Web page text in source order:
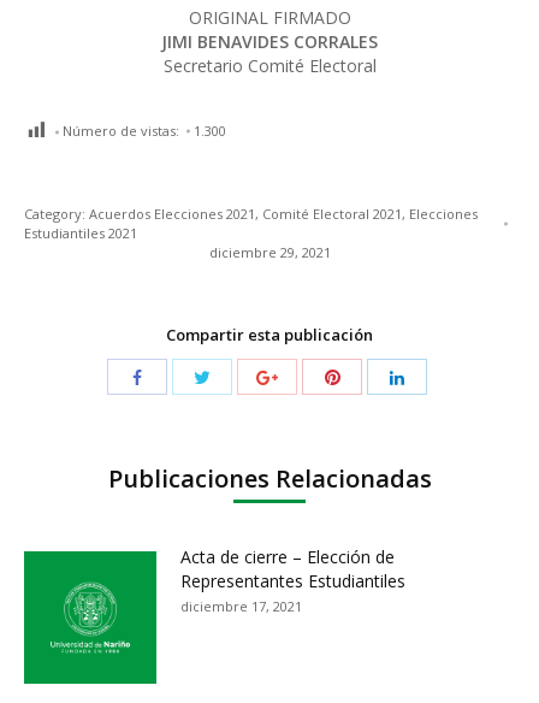
ORIGINAL FIRMADO
JIMI BENAVIDES CORRALES
Secretario Comité Electoral
Número de vistas: 1.300
Category: Acuerdos Elecciones 2021 , Comité Electoral 2021 , Elecciones
Estudiantiles 2021
diciembre 29, 2021
Compartir esta publicación
Publicaciones Relacionadas
Acta de cierre – Elección de
Representantes Estudiantiles
diciembre 17, 2021